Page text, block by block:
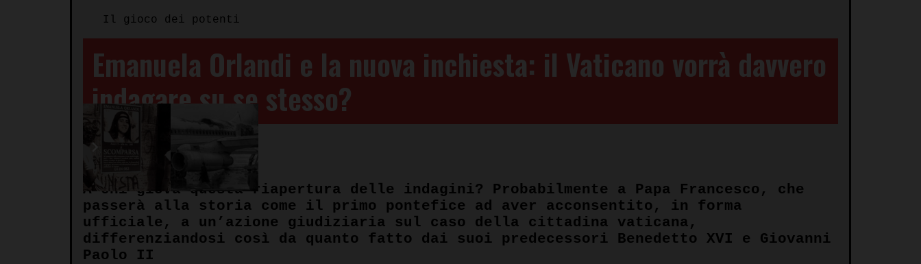
Il gioco dei potenti
Emanuela Orlandi e la nuova inchiesta: il Vaticano vorrà davvero
indagare su se stesso?
Autore: Tommaso Nelli
A chi giova questa riapertura delle indagini? Probabilmente a Papa Francesco, che
passerà alla storia come il primo pontefice ad aver acconsentito, in forma
ufficiale, a un’azione giudiziaria sul caso della cittadina vaticana,
differenziandosi così da quanto fatto dai suoi predecessori Benedetto XVI e Giovanni
Paolo II